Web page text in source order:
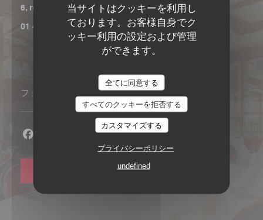
当サイトはクッキーを利用し
ております。お客様自身でク
ッキー利用の設定および管理
ができます。
全てに同意する
すべてのクッキーを拒否する
カスタマイズする
プライバシーポリシー
undefined
6, rue Coquillière 75001 Paris ((新しいウィンドウで開きます))
01 40 13 77 00
フォローしてください
Facebook ((新しいウィンドウで開きます))
Instagram ((新しいウィンドウで開きます))